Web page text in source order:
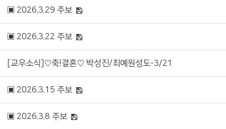
▣ 2026.3.29 주보
▣ 2026.3.22 주보
[교우소식]♡축!결혼♡ 박성진/최예원성도-3/21
▣ 2026.3.15 주보
▣ 2026.3.8 주보